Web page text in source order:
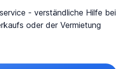
- verständliche Hilfe bei
oder der Vermietung